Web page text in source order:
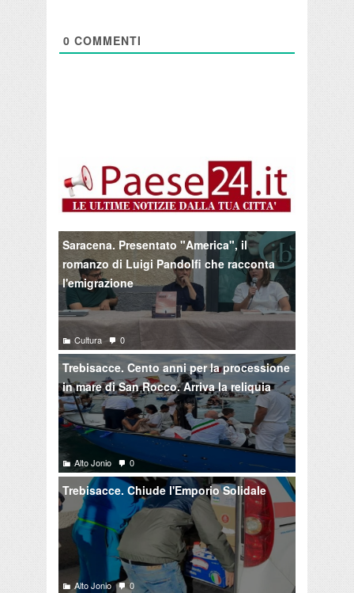
0 COMMENTI
Saracena. Presentato "America", il
romanzo di Luigi Pandolfi che racconta
l'emigrazione
Cultura 0
Trebisacce. Cento anni per la processione
in mare di San Rocco. Arriva la reliquia
Alto Jonio 0
Trebisacce. Chiude l'Emporio Solidale
Alto Jonio 0